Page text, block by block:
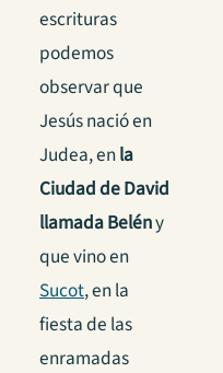
escrituras
podemos
observar que
Jesús nació en
Judea, enla
Ciudad de David
llamada Belény
que vino en
Sucot, en la
fiesta de las
enramadas